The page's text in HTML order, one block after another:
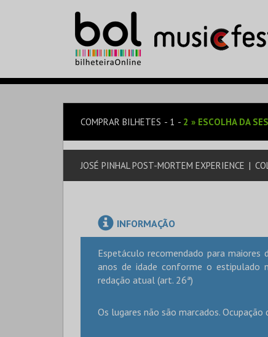
COMPRAR BILHETES 1 2 » ESCOLHA DA
JOSÉ PINHAL POST-MORTEM EXPERIENCE |
INFORMAÇÃO
Espetáculo recomendado para
anos de idade conforme o estipulado
redação atual (art. 26ª)
Os lugares não são marcados.